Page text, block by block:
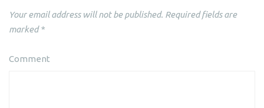
Your email address will not be published. Required fields are
marked*
Comment